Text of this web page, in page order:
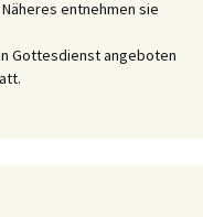
entnehmen sie
Gottesdienst angeboten